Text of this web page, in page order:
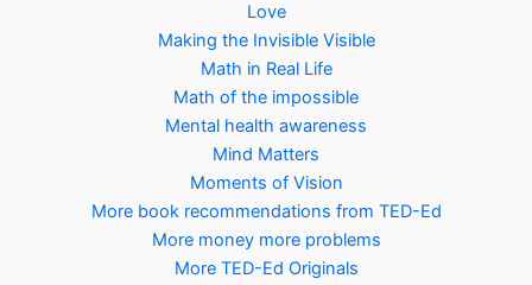
Love
Making the Invisible Visible
Math in Real Life
Math of the impossible
Mental health awareness
Mind Matters
Moments of Vision
More book recommendations from TED-Ed
More money more problems
More TED-Ed Originals